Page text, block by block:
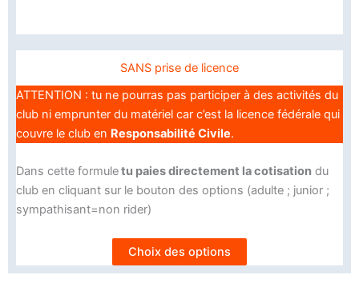
SANS prise de licence
ATTENTION : tu ne pourras pas participer à des activités du
club ni emprunter du matériel car c’est la licence fédérale qui
couvre le club en Responsabilité Civile.
Dans cette formuletu paies directement la cotisation du
club en cliquant sur le bouton des options (adulte ; junior ;
sympathisant=non rider)
Choix des options